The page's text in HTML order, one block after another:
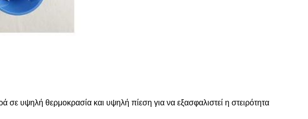
σε υψηλή θερμοκρασία και υψηλή πίεση για να εξασφαλιστεί η στειρότητα